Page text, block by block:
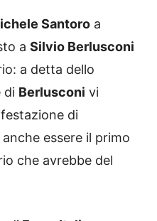
Santoro a
a Silvio Berlusconi
a detta dello
di Berlusconi vi
di
essere il primo
che avrebbe del